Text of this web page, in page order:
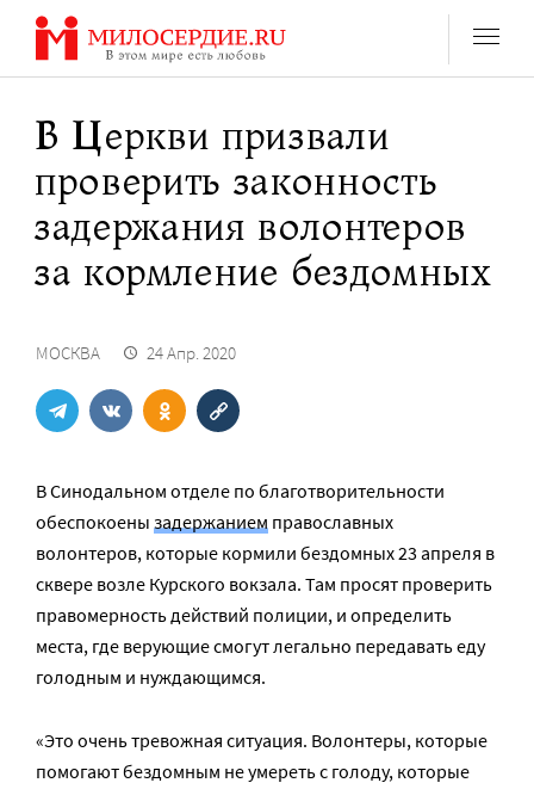
Перейти
содержанию
В Церкви призвали
проверить законность
задержания волонтеров
за кормление бездомных
МОСКВА 24 Апр. 2020
В Синодальном отделе по благотворительности
обеспокоены задержанием православных
волонтеров, которые кормили бездомных 23 апреля в
сквере возле Курского вокзала. Там просят проверить
правомерность действий полиции, и определить
места, где верующие смогут легально передавать еду
голодным и нуждающимся.
«Это очень тревожная ситуация. Волонтеры, которые
помогают бездомным не умереть с голоду, которые